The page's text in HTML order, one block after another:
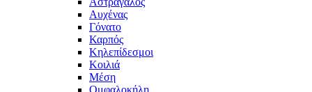
Αυχένας
Γόνατο
Καρπός
Κηλεπίδεσμοι
Κοιλιά
Μέση